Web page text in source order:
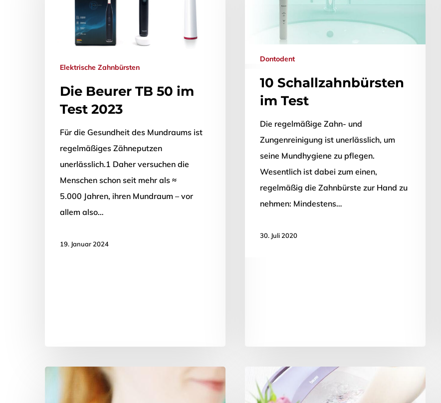
Drücken Sie Enter zum Suchen oder ESC zum Schließen.
Elektrische Zahnbürsten
Die Beurer TB 50 im
Test 2023
Für die Gesundheit des Mundraums ist
regelmäßiges Zähneputzen
unerlässlich.1 Daher versuchen die
Menschen schon seit mehr als ≈
5.000 Jahren, ihren Mundraum – vor
allem also…
19. Januar 2024
Dontodent
10 Schallzahnbürsten
im Test
Die regelmäßige Zahn- und
Zungenreinigung ist unerlässlich, um
seine Mundhygiene zu pflegen.
Wesentlich ist dabei zum einen,
regelmäßig die Zahnbürste zur Hand zu
nehmen: Mindestens…
30. Juli 2020